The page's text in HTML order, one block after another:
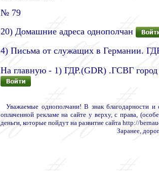
№ 79
20) Домашние адреса однополчан
4) Письма от служащих в Германии.
На главную - 1) ГДР.(GDR) .ГСВГ город
Уважаемые однополчани! В знак благодарности и
оплаченной рекламе на сайте у верху, с права,
деньги, которые пойдут на развитие сайта http://
Заранее,